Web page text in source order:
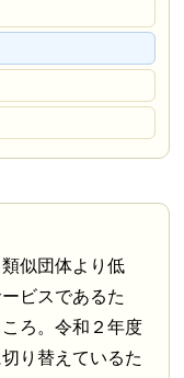
似団体より低
ビスであるた
ろ。令和２年度
り替えているた